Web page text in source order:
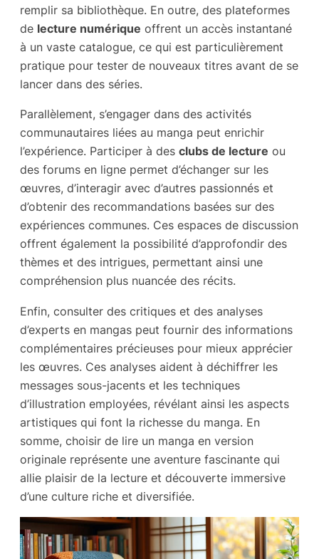
remplir sa bibliothèque. En outre, des plateformes
de lecture numérique offrent un accès instantané
à un vaste catalogue, ce qui est particulièrement
pratique pour tester de nouveaux titres avant de se
lancer dans des séries.
Parallèlement, s’engager dans des activités
communautaires liées au manga peut enrichir
l’expérience. Participer à des clubs de lecture ou
des forums en ligne permet d’échanger sur les
œuvres, d’interagir avec d’autres passionnés et
d’obtenir des recommandations basées sur des
expériences communes. Ces espaces de discussion
offrent également la possibilité d’approfondir des
thèmes et des intrigues, permettant ainsi une
compréhension plus nuancée des récits.
Enfin, consulter des critiques et des analyses
d’experts en mangas peut fournir des informations
complémentaires précieuses pour mieux apprécier
les œuvres. Ces analyses aident à déchiffrer les
messages sous-jacents et les techniques
d’illustration employées, révélant ainsi les aspects
artistiques qui font la richesse du manga. En
somme, choisir de lire un manga en version
originale représente une aventure fascinante qui
allie plaisir de la lecture et découverte immersive
d’une culture riche et diversifiée.